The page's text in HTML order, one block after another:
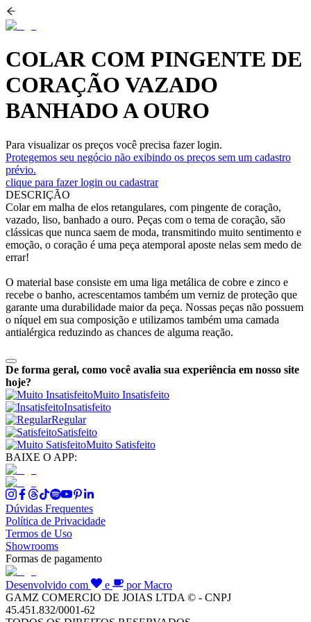
COLAR COM PINGENTE DE
CORAÇÃO VAZADO
BANHADO A OURO
Para visualizar os preços você precisa fazer login.
Protegemos seu negócio não exibindo os preços sem um cadastro
prévio.
clique para fazer login ou cadastrar
DESCRIÇÃO
Colar em malha de elos retangulares, com pingente de coração,
vazado, liso, banhado a ouro. Peças com o tema de coração, são
clássicas que nunca saem de moda, transmitindo muito sentimento e
emoção, o coração é uma peça atemporal aposte nelas sem medo de
errar!
O material base consiste em uma liga metálica de cobre e zinco e
recebe o banho, acrescentamos também um verniz de proteção que
garante uma durabilidade maior da peça. Nossas peças não possuem
o níquel em sua composição e utilizamos também uma camada
antialérgica reduzindo as chances de alguma reação.
De forma geral, como você avalia sua experiência em nosso site
hoje?
Muito Insatisfeito
Insatisfeito
Regular
Satisfeito
Muito Satisfeito
BAIXE O APP:
Dúvidas Frequentes
Política de Privacidade
Termos de Uso
Showrooms
Formas de pagamento
Desenvolvido com e
por Macro
GAMZ COMERCIO DE JOIAS LTDA © - CNPJ
45.451.832/0001-62